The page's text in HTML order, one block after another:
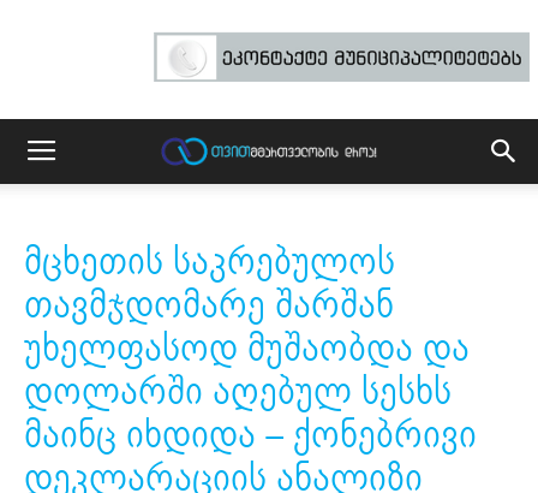
მცხეთის საკრებულოს
თავმჯდომარე შარშან
უხელფასოდ მუშაობდა და
დოლარში აღებულ სესხს
მაინც იხდიდა – ქონებრივი
დეკლარაციის ანალიზი